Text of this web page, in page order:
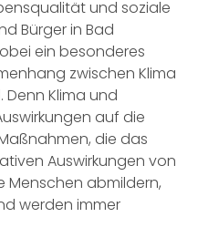
und soziale
Bürger in Bad
ein besonderes
zwischen Klima
Klima und
auf die
die das
Auswirkungen von
Menschen abmildern,
werden immer